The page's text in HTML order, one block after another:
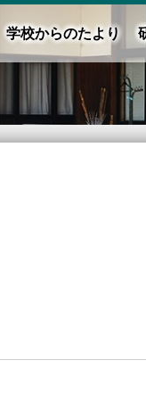
学校からのたより